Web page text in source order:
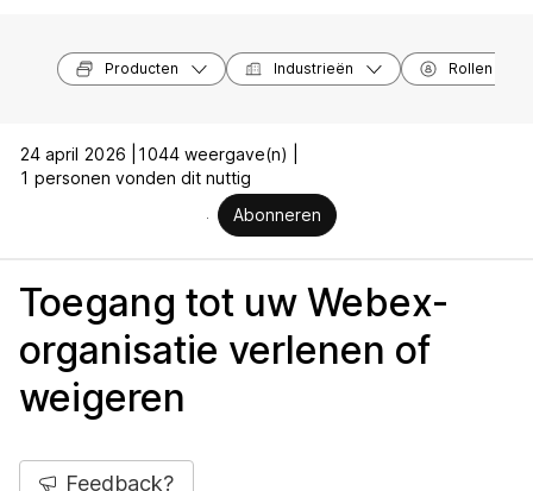
Producten Industrieën Rollen
24 april 2026 |
1044 weergave(n) |
1 personen vonden dit nuttig
Abonneren
Toegang tot uw Webex-
organisatie verlenen of
weigeren
Feedback?